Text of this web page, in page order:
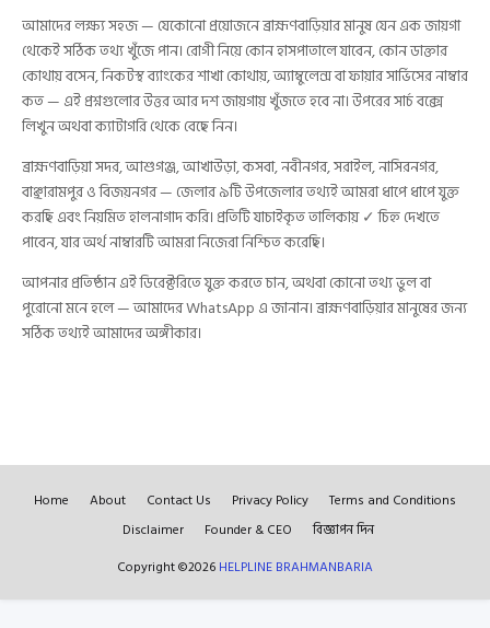
আমাদের লক্ষ্য সহজ — যেকোনো প্রয়োজনে ব্রাহ্মণবাড়িয়ার মানুষ যেন এক জায়গা
থেকেই সঠিক তথ্য খুঁজে পান। রোগী নিয়ে কোন হাসপাতালে যাবেন, কোন ডাক্তার
কোথায় বসেন, নিকটস্থ ব্যাংকের শাখা কোথায়, অ্যাম্বুলেন্স বা ফায়ার সার্ভিসের নাম্বার
কত — এই প্রশ্নগুলোর উত্তর আর দশ জায়গায় খুঁজতে হবে না। উপরের সার্চ বক্সে
লিখুন অথবা ক্যাটাগরি থেকে বেছে নিন।
ব্রাহ্মণবাড়িয়া সদর, আশুগঞ্জ, আখাউড়া, কসবা, নবীনগর, সরাইল, নাসিরনগর,
বাঞ্ছারামপুর ও বিজয়নগর — জেলার ৯টি উপজেলার তথ্যই আমরা ধাপে ধাপে যুক্ত
করছি এবং নিয়মিত হালনাগাদ করি। প্রতিটি যাচাইকৃত তালিকায় ✓ চিহ্ন দেখতে
পাবেন, যার অর্থ নাম্বারটি আমরা নিজেরা নিশ্চিত করেছি।
আপনার প্রতিষ্ঠান এই ডিরেক্টরিতে যুক্ত করতে চান, অথবা কোনো তথ্য ভুল বা
পুরোনো মনে হলে — আমাদের WhatsApp এ জানান। ব্রাহ্মণবাড়িয়ার মানুষের জন্য
সঠিক তথ্যই আমাদের অঙ্গীকার।
Home About Contact Us Privacy Policy
Terms and Conditions
Disclaimer
Founder & CEO
বিজ্ঞাপন দিন
Copyright ©2026 HELPLINE BRAHMANBARIA